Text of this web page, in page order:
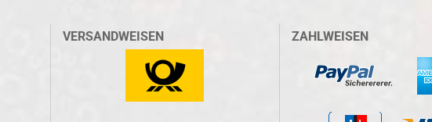
VERSANDWEISEN ZAHLWEISEN